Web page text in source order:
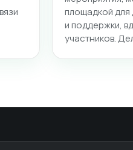
площадкой
и поддержки,
участников.